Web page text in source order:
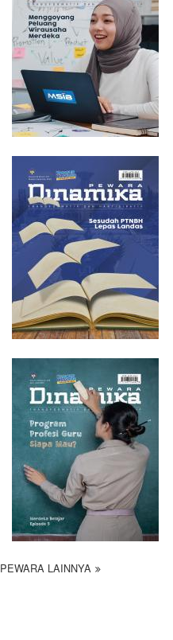
PEWARA LAINNYA